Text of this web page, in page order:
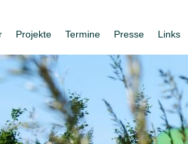
Projekte Termine Presse Links